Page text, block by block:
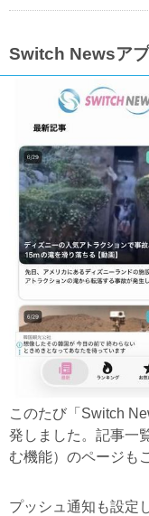
Switch Newsア
このたび「Switch
発しました。記事一
む機能）のページも
プッシュ通知も設定